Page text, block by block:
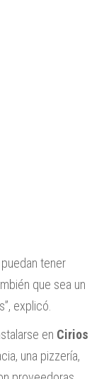
tener
que sea un
explicó.
en Cirios
una pizzería,